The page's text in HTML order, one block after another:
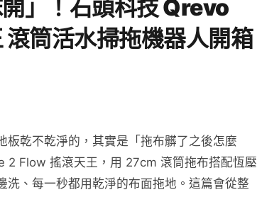
」！石頭科技 Qrevo
筒活水掃拖機器人開箱
乾不乾淨的，其實是「拖布髒了之後怎麼
2 Flow 搖滾天王，用 27cm 滾筒拖布搭配恆壓
、每一秒都用乾淨的布面拖地。這篇會從整